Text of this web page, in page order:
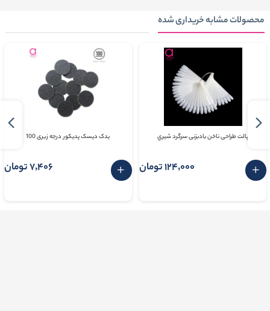
محصولات مشابه خریداری شده
پالت طراحی ناخن بادبزنی سرگرد شيري
124٬000 تومان
یدک دیسک پدیکور درجه زبری 100
7٬406 تومان